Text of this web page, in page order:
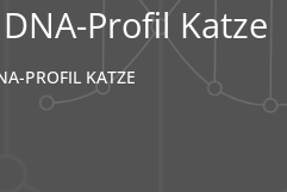
Profil Katze
PROFIL KATZE